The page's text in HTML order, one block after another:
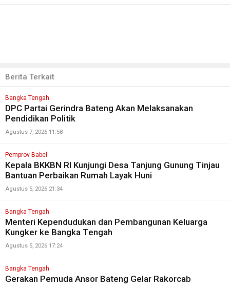
Berita Terkait
Bangka Tengah
DPC Partai Gerindra Bateng Akan Melaksanakan
Pendidikan Politik
Agustus 7, 2026 11:58
Pemprov Babel
Kepala BKKBN RI Kunjungi Desa Tanjung Gunung Tinjau
Bantuan Perbaikan Rumah Layak Huni
Agustus 5, 2026 21:34
Bangka Tengah
Menteri Kependudukan dan Pembangunan Keluarga
Kungker ke Bangka Tengah
Agustus 5, 2026 17:24
Bangka Tengah
Gerakan Pemuda Ansor Bateng Gelar Rakorcab